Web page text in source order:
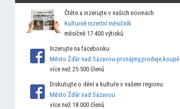
Čtěte a inzerujte v našich novinách
Kulturně inzertní měsíčník
měsíčně 17 400 výtisků
Inzerujte na facebooku
Město Žďár nad Sázavou-pronájmy,prodeje,koupě
více než 25 500 členů
Diskutujte o dění a kultuře v našem regionu
Město Žďár nad Sázavou
více než 18 000 členů